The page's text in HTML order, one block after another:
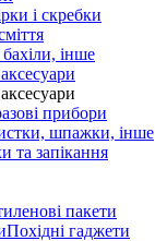
і скребки
інше
прибори
шпажки, інше
та запікання
пакети
Похідні гаджети